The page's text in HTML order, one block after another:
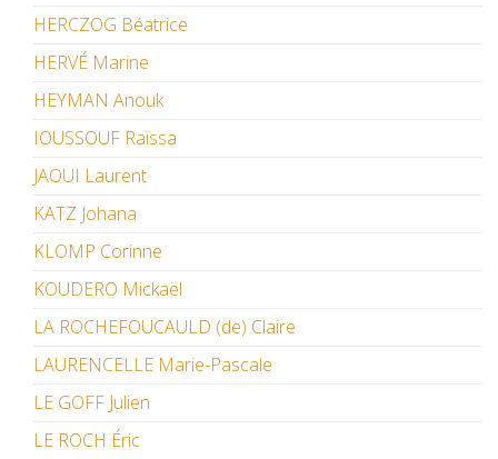
HERCZOG Béatrice
HERVÉ Marine
HEYMAN Anouk
IOUSSOUF Raïssa
JAOUI Laurent
KATZ Johana
KLOMP Corinne
KOUDERO Mickaël
LA ROCHEFOUCAULD (de) Claire
LAURENCELLE Marie-Pascale
LE GOFF Julien
LE ROCH Éric